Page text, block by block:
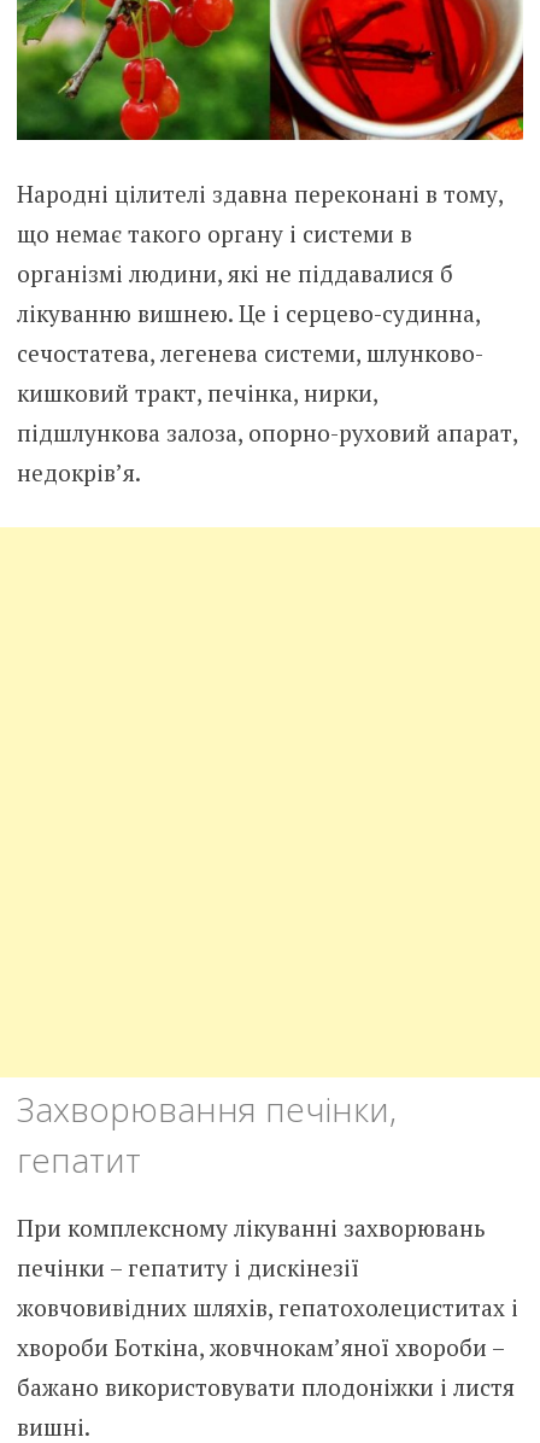
Народні цілителі здавна переконані в тому,
що немає такого органу і системи в
організмі людини, які не піддавалися б
лікуванню вишнею. Це і серцево-судинна,
сечостатева, легенева системи, шлунково-
кишковий тракт, печінка, нирки,
підшлункова залоза, опорно-руховий апарат,
недокрів’я.
Захворювання печінки,
гепатит
При комплексному лікуванні захворювань
печінки – гепатиту і дискінезії
жовчовивідних шляхів, гепатохолециститах і
хвороби Боткіна, жовчнокам’яної хвороби –
бажано використовувати плодоніжки і листя
вишні.